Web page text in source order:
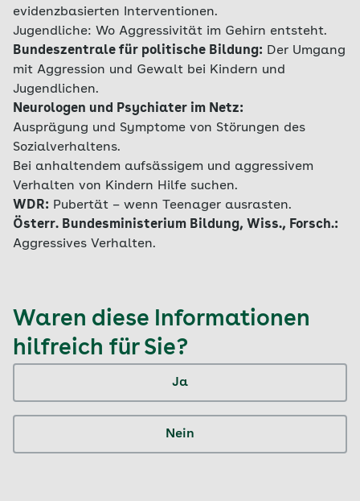
evidenzbasierten Interventionen.
Jugendliche: Wo Aggressivität im Gehirn entsteht.
Bundeszentrale für politische Bildung: Der Umgang
mit Aggression und Gewalt bei Kindern und
Jugendlichen.
Neurologen und Psychiater im Netz:
Ausprägung und Symptome von Störungen des
Sozialverhaltens.
Bei anhaltendem aufsässigem und aggressivem
Verhalten von Kindern Hilfe suchen.
WDR: Pubertät – wenn Teenager ausrasten.
Österr. Bundesministerium Bildung, Wiss., Forsch.:
Aggressives Verhalten.
Waren diese Informationen
hilfreich für Sie?
Ja
Nein